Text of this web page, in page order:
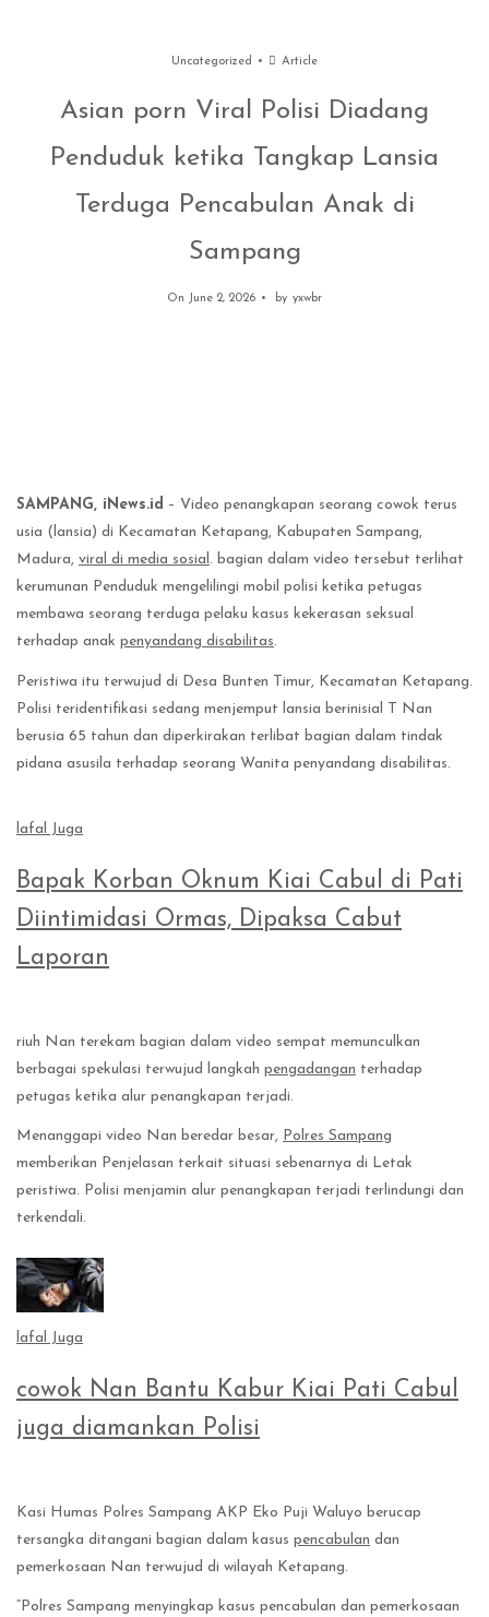
Uncategorized Article
Asian porn Viral Polisi Diadang
Penduduk ketika Tangkap Lansia
Terduga Pencabulan Anak di
Sampang
On June 2, 2026 by yxwbr
SAMPANG, iNews.id – Video penangkapan seorang cowok terus
usia (lansia) di Kecamatan Ketapang, Kabupaten Sampang,
Madura, viral di media sosial. bagian dalam video tersebut terlihat
kerumunan Penduduk mengelilingi mobil polisi ketika petugas
membawa seorang terduga pelaku kasus kekerasan seksual
terhadap anak penyandang disabilitas.
Peristiwa itu terwujud di Desa Bunten Timur, Kecamatan Ketapang.
Polisi teridentifikasi sedang menjemput lansia berinisial T Nan
berusia 65 tahun dan diperkirakan terlibat bagian dalam tindak
pidana asusila terhadap seorang Wanita penyandang disabilitas.
lafal Juga
Bapak Korban Oknum Kiai Cabul di Pati
Diintimidasi Ormas, Dipaksa Cabut
Laporan
riuh Nan terekam bagian dalam video sempat memunculkan
berbagai spekulasi terwujud langkah pengadangan terhadap
petugas ketika alur penangkapan terjadi.
Menanggapi video Nan beredar besar, Polres Sampang
memberikan Penjelasan terkait situasi sebenarnya di Letak
peristiwa. Polisi menjamin alur penangkapan terjadi terlindungi dan
terkendali.
lafal Juga
cowok Nan Bantu Kabur Kiai Pati Cabul
juga diamankan Polisi
Kasi Humas Polres Sampang AKP Eko Puji Waluyo berucap
tersangka ditangani bagian dalam kasus pencabulan dan
pemerkosaan Nan terwujud di wilayah Ketapang.
“Polres Sampang menyingkap kasus pencabulan dan pemerkosaan